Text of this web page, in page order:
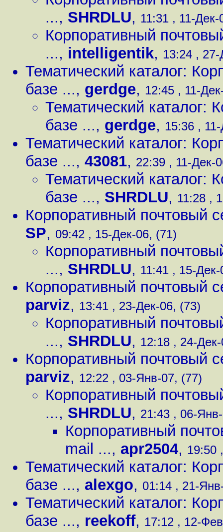
..., SHRDLU, 11:31 , 11-Дек-
Корпоративный
..., intelligentik, 13:24 ,
Тематический каталог:
базе ..., gerdge, 12:45 , 11-
Тематический каталог:
базе ..., gerdge, 15:36 ,
Тематический каталог:
базе ..., 43081, 22:39 , 11-Дек-
Тематический каталог:
базе ..., SHRDLU, 11:28 ,
Корпоративный почтовый
SP, 09:42 , 15-Дек-06, (71)
Корпоративный
..., SHRDLU, 11:41 , 15-
Корпоративный почтовый
parviz, 13:41 , 23-Дек-06, (73)
Корпоративный
..., SHRDLU, 12:18 , 24-
Корпоративный почтовый
parviz, 12:22 , 03-Янв-07, (77)
Корпоративный
..., SHRDLU, 21:43 , 06-
Корпоративный
mail ..., apr2504, 19:50
Тематический каталог:
базе ..., alexgo, 01:14 , 21-
Тематический каталог:
базе ..., reekoff, 17:12 , 12-